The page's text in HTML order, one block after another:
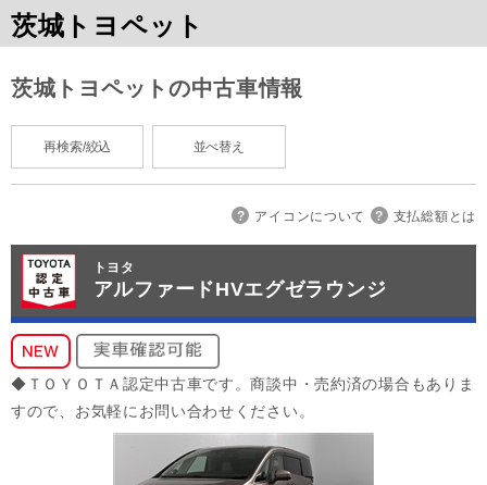
茨城トヨペット
茨城トヨペットの中古車情報
再検索/絞込 並べ替え
アイコンについて 支払総額とは
トヨタ
アルファードHVエグゼラウンジ
◆ＴＯＹＯＴＡ認定中古車です。商談中・売約済の場合もありま
すので、お気軽にお問い合わせください。